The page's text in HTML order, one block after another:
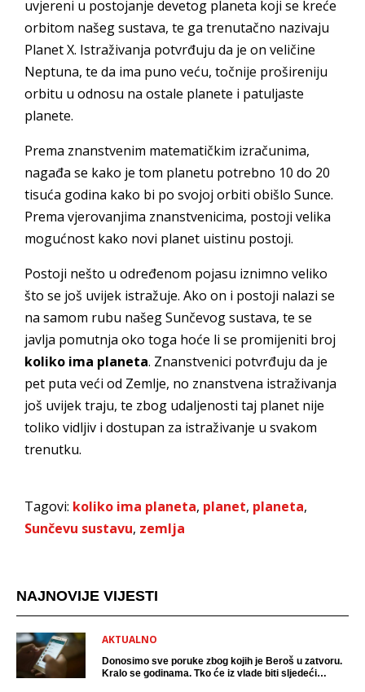
uvjereni u postojanje devetog planeta koji se kreće
orbitom našeg sustava, te ga trenutačno nazivaju
Planet X. Istraživanja potvrđuju da je on veličine
Neptuna, te da ima puno veću, točnije prošireniju
orbitu u odnosu na ostale planete i patuljaste
planete.
Prema znanstvenim matematičkim izračunima,
nagađa se kako je tom planetu potrebno 10 do 20
tisuća godina kako bi po svojoj orbiti obišlo Sunce.
Prema vjerovanjima znanstvenicima, postoji velika
mogućnost kako novi planet uistinu postoji.
Postoji nešto u određenom pojasu iznimno veliko
što se još uvijek istražuje. Ako on i postoji nalazi se
na samom rubu našeg Sunčevog sustava, te se
javlja pomutnja oko toga hoće li se promijeniti broj
koliko ima planeta. Znanstvenici potvrđuju da je
pet puta veći od Zemlje, no znanstvena istraživanja
još uvijek traju, te zbog udaljenosti taj planet nije
toliko vidljiv i dostupan za istraživanje u svakom
trenutku.
Tagovi: koliko ima planeta, planet, planeta,
Sunčevu sustavu, zemlja
NAJNOVIJE VIJESTI
AKTUALNO
Donosimo sve poruke zbog kojih je Beroš u zatvoru.
Kralo se godinama. Tko će iz vlade biti sljedeći